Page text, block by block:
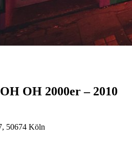
OH 2000er – 2010
50674 Köln